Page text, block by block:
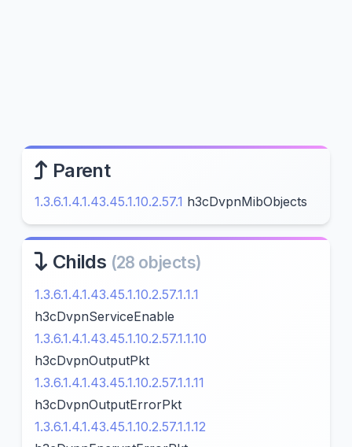
Parent
1.3.6.1.4.1.43.45.1.10.2.57.1 h3cDvpnMibObjects
Childs (28 objects)
1.3.6.1.4.1.43.45.1.10.2.57.1.1.1
h3cDvpnServiceEnable
1.3.6.1.4.1.43.45.1.10.2.57.1.1.10
h3cDvpnOutputPkt
1.3.6.1.4.1.43.45.1.10.2.57.1.1.11
h3cDvpnOutputErrorPkt
1.3.6.1.4.1.43.45.1.10.2.57.1.1.12